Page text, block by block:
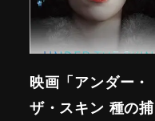
映画「アンダー・
ザ・スキン 種の捕